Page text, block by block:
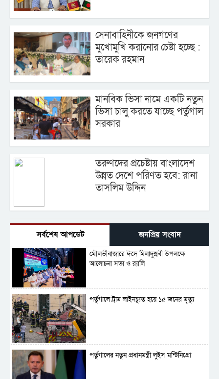
সেনাবাহিনীকে জনগণের
মুখোমুখি করানোর চেষ্টা হচ্ছে :
তারেক রহমান
মানবিক ভিসা নামে একটি নতুন
ভিসা চালু করতে যাচ্ছে পর্তুগাল
সরকার
তরুণদের প্রচেষ্টায় বাংলাদেশ
উন্নত দেশে পরিণত হবে: রানা
তাসলিম উদ্দিন
সর্বশেষ আপডেট জনপ্রিয় সংবাদ
মৌলভীবাজারে ঈদে মিলাদুন্নবী উপলক্ষে
আলোচনা সভা ও র‍্যালি
পর্তুগালে ট্রাম লাইনচ্যুত হয়ে ১৫ জনের মৃত্যু
পর্তুগালের নতুন প্রধানমন্ত্রী লুইস মন্টিনিগ্রো